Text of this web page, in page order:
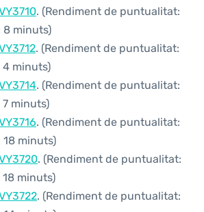
. (Rendiment de puntualitat:
8 minuts)
. (Rendiment de puntualitat:
4 minuts)
. (Rendiment de puntualitat:
minuts)
. (Rendiment de puntualitat:
minuts)
. (Rendiment de puntualitat:
minuts)
. (Rendiment de puntualitat: